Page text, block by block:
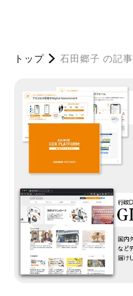
トップ 石田郷子 の記事